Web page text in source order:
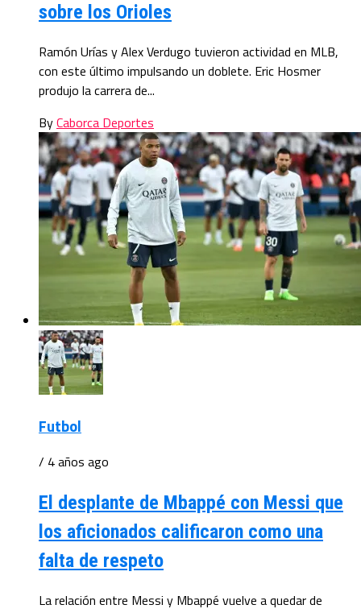
sobre los Orioles
Ramón Urías y Alex Verdugo tuvieron actividad en MLB,
con este último impulsando un doblete. Eric Hosmer
produjo la carrera de...
ByCaborca Deportes
Futbol
/ 4 años ago
El desplante de Mbappé con Messi que
los aficionados calificaron como una
falta de respeto
La relación entre Messi y Mbappé vuelve a quedar de